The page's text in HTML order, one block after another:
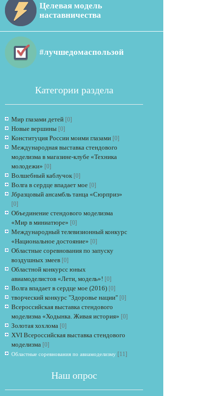
Целевая модель
наставничества
#лучшедомаспользой
Категории раздела
Мир глазами детей [0]
Новые вершины [0]
Конституция России моими глазами [0]
Международная выставка стендового
моделизма в магазине-клубе «Техника
молодежи» [0]
Волшебный каблучок [0]
Волга в сердце впадает мое [0]
Jбразцовый ансамбль танца «Сюрприз»
[0]
Объединение стендового моделизма
«Мир в миниатюре» [0]
Международный телевизионный конкурс
«Национальное достояние» [0]
Областные соревнования по запуску
воздушных змеев [0]
Областной конкурсс юных
авиамоделистов «Лети, модель»! [0]
Волга впадает в сердце мое (2016) [0]
творческий конкурс "Здоровье нации" [0]
Всероссийская выставка стендового
моделизма «Ходынка. Живая история» [0]
Золотая хохлома [0]
XVI Всероссийская выставка стендового
моделизма [0]
Областные соревнования по авиамоделизму [11]
Наш опрос